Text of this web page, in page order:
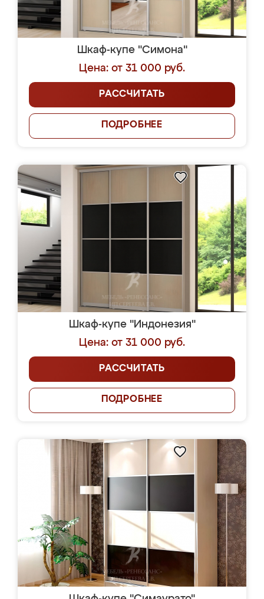
Шкаф-купе "Симона"
Цена: от 31 000 руб.
РАССЧИТАТЬ
ПОДРОБНЕЕ
Шкаф-купе "Индонезия"
Цена: от 31 000 руб.
РАССЧИТАТЬ
ПОДРОБНЕЕ